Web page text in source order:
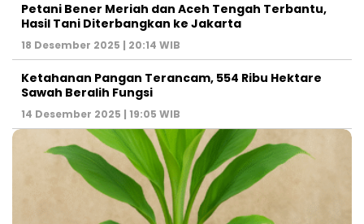
Petani Bener Meriah dan Aceh Tengah Terbantu,
Hasil Tani Diterbangkan ke Jakarta
18 Desember 2025 | 20:14 WIB
Ketahanan Pangan Terancam, 554 Ribu Hektare
Sawah Beralih Fungsi
14 Desember 2025 | 19:05 WIB